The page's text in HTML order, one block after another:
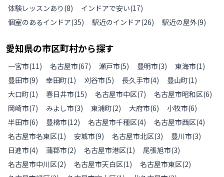
体験レッスンあり (8) インドアで安い(17)
個室のあるインドア(35) 駅近のインドア(26) 駅近の屋外(9)
愛知県の市区町村から探す
一宮市(11) 名古屋市(67) 瀬戸市(5) 豊明市(3) 東海市(1)
豊田市(9) 幸田町(1) 刈谷市(5) 長久手市(4) 豊山町(1)
大口町(1) 春日井市(15) 名古屋市中区(7) 名古屋市昭和区(6)
岡崎市(7) みよし市(3) 東浦町(2) 大府市(6) 小牧市(6)
半田市(6) 豊橋市(12) 名古屋市千種区(4) 名古屋市西区(4)
名古屋市名東区(1) 安城市(9) 名古屋市北区(3) 豊川市(3)
日進市(4) 蒲郡市(2) 名古屋市港区(1) 尾張旭市(3)
名古屋市中川区(2) 名古屋市天白区(1) 名古屋市東区(2)